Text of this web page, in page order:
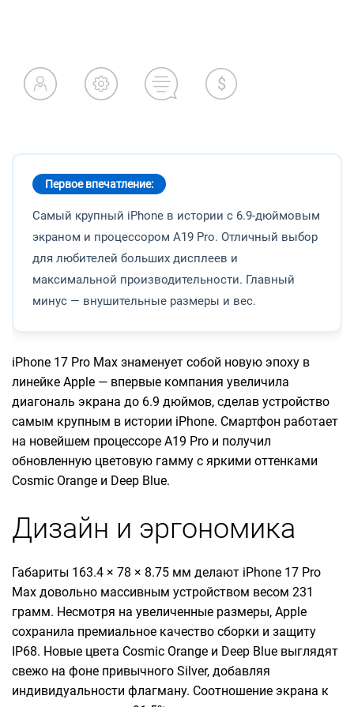
Первое впечатление:
Самый крупный iPhone в истории с 6.9-дюймовым
экраном и процессором A19 Pro. Отличный выбор
для любителей больших дисплеев и
максимальной производительности. Главный
минус — внушительные размеры и вес.
iPhone 17 Pro Max знаменует собой новую эпоху в
линейке Apple — впервые компания увеличила
диагональ экрана до 6.9 дюймов, сделав устройство
самым крупным в истории iPhone. Смартфон работает
на новейшем процессоре A19 Pro и получил
обновленную цветовую гамму с яркими оттенками
Cosmic Orange и Deep Blue.
Дизайн и эргономика
Габариты 163.4 × 78 × 8.75 мм делают iPhone 17 Pro
Max довольно массивным устройством весом 231
грамм. Несмотря на увеличенные размеры, Apple
сохранила премиальное качество сборки и защиту
IP68. Новые цвета Cosmic Orange и Deep Blue выглядят
свежо на фоне привычного Silver, добавляя
индивидуальности флагману. Соотношение экрана к